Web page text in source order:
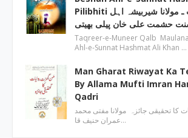
Pilibhiti تقریر منیر قلب ـ مولانا شیربیشہ اہل
حشمت علی خان پیلی بھیتی
Taqreer-e-Muneer Qalb
Ahl-e-Sunnat Hashmat Ali Khan …
Man Gharat Riwayat Ka
By Allama Mufti Imran
Qadri
کا تحقیقی جائزہ مولانا مفتی محمد
عمران حنیف قا…